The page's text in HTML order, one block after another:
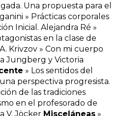
Una propuesta para el
» Prácticas corporales
Inicial. Alejandra Ré »
en la clase de
Krivzov » Con mi cuerpo
Jungberg y Victoria
» Los sentidos del
perspectiva progresista.
de las tradiciones
en el profesorado de
V. Jöcker Misceláneas »